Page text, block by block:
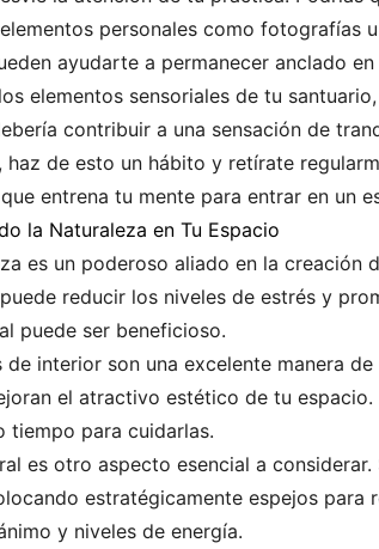
personales como fotografías
ayudarte a permanecer anclado
elementos sensoriales de tu
contribuir a una sensación de
haz de esto un hábito y retírate
entrena tu mente para entrar en un
la Naturaleza en Tu Espacio
es un poderoso aliado en la creación
reducir los niveles de estrés y
puede ser beneficioso.
de interior son una excelente manera
el atractivo estético de tu
tiempo para cuidarlas.
es otro aspecto esencial a
estratégicamente espejos
y niveles de energía.